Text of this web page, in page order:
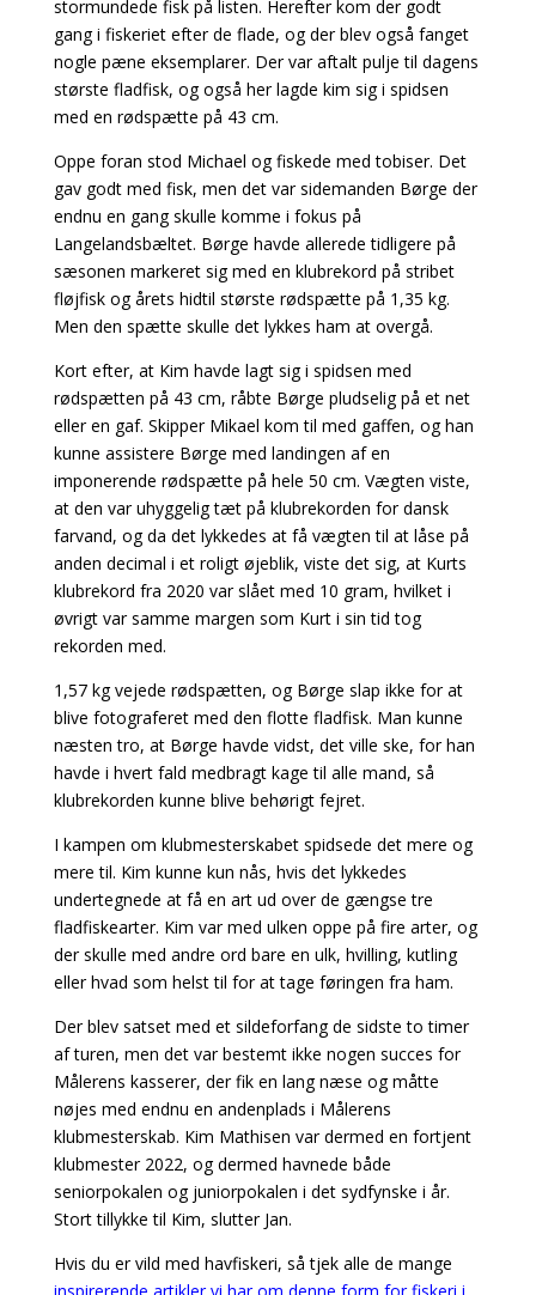
stormundede fisk på listen. Herefter kom der godt
gang i fiskeriet efter de flade, og der blev også fanget
nogle pæne eksemplarer. Der var aftalt pulje til dagens
største fladfisk, og også her lagde kim sig i spidsen
med en rødspætte på 43 cm.
Oppe foran stod Michael og fiskede med tobiser. Det
gav godt med fisk, men det var sidemanden Børge der
endnu en gang skulle komme i fokus på
Langelandsbæltet. Børge havde allerede tidligere på
sæsonen markeret sig med en klubrekord på stribet
fløjfisk og årets hidtil største rødspætte på 1,35 kg.
Men den spætte skulle det lykkes ham at overgå.
Kort efter, at Kim havde lagt sig i spidsen med
rødspætten på 43 cm, råbte Børge pludselig på et net
eller en gaf. Skipper Mikael kom til med gaffen, og han
kunne assistere Børge med landingen af en
imponerende rødspætte på hele 50 cm. Vægten viste,
at den var uhyggelig tæt på klubrekorden for dansk
farvand, og da det lykkedes at få vægten til at låse på
anden decimal i et roligt øjeblik, viste det sig, at Kurts
klubrekord fra 2020 var slået med 10 gram, hvilket i
øvrigt var samme margen som Kurt i sin tid tog
rekorden med.
1,57 kg vejede rødspætten, og Børge slap ikke for at
blive fotograferet med den flotte fladfisk. Man kunne
næsten tro, at Børge havde vidst, det ville ske, for han
havde i hvert fald medbragt kage til alle mand, så
klubrekorden kunne blive behørigt fejret.
I kampen om klubmesterskabet spidsede det mere og
mere til. Kim kunne kun nås, hvis det lykkedes
undertegnede at få en art ud over de gængse tre
fladfiskearter. Kim var med ulken oppe på fire arter, og
der skulle med andre ord bare en ulk, hvilling, kutling
eller hvad som helst til for at tage føringen fra ham.
Der blev satset med et sildeforfang de sidste to timer
af turen, men det var bestemt ikke nogen succes for
Målerens kasserer, der fik en lang næse og måtte
nøjes med endnu en andenplads i Målerens
klubmesterskab. Kim Mathisen var dermed en fortjent
klubmester 2022, og dermed havnede både
seniorpokalen og juniorpokalen i det sydfynske i år.
Stort tillykke til Kim, slutter Jan.
Hvis du er vild med havfiskeri, så tjek alle de mange
inspirerende artikler vi har om denne form for fiskeri i